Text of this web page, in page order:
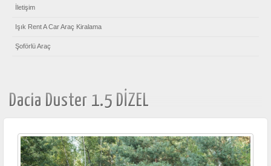
İletişim
Işık Rent A Car Araç Kiralama
Şoförlü Araç
Dacia Duster 1.5 DİZEL